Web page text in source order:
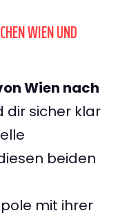
WIEN UND
Wien nach
dir sicher klar
beiden
mit ihrer